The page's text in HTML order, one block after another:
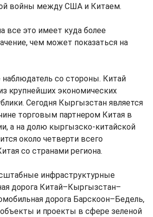
войны между США и Китаем.
все это имеет куда более
чем может показаться на
со стороны. Китай
крупнейших экономических
Сегодня Кыргызстан является
торговым партнером Китая в
а на долю кыргызско-китайской
около четверти всего
со странами региона.
инфраструктурные
дорога Китай–Кыргызстан–
дорога Барскоон–Бедель,
и проекты в сфере зеленой